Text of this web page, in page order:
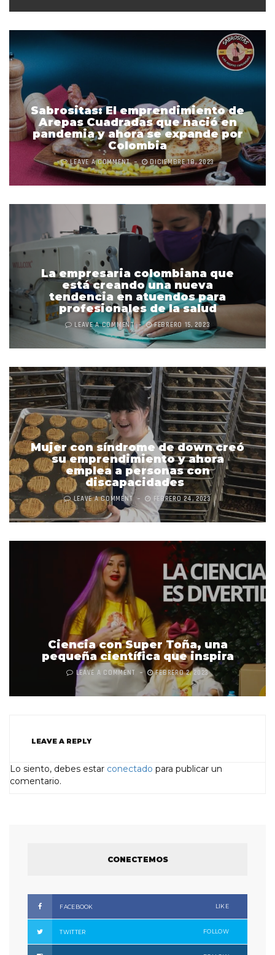
Sabrositas: El emprendimiento de
Arepas Cuadradas que nació en
pandemia y ahora se expande por
Colombia
LEAVE A COMMENT DICIEMBRE 18, 2023
La empresaria colombiana que
está creando una nueva
tendencia en atuendos para
profesionales de la salud
LEAVE A COMMENT FEBRERO 15, 2023
Mujer con síndrome de down creó
su emprendimiento y ahora
emplea a personas con
discapacidades
LEAVE A COMMENT FEBRERO 24, 2023
Ciencia con Super Toña, una
pequeña científica que inspira
LEAVE A COMMENT FEBRERO 2, 2023
LEAVE A REPLY
Lo siento, debes estar conectado para publicar un
comentario.
CONECTEMOS
FACEBOOK LIKE
TWITTER FOLLOW